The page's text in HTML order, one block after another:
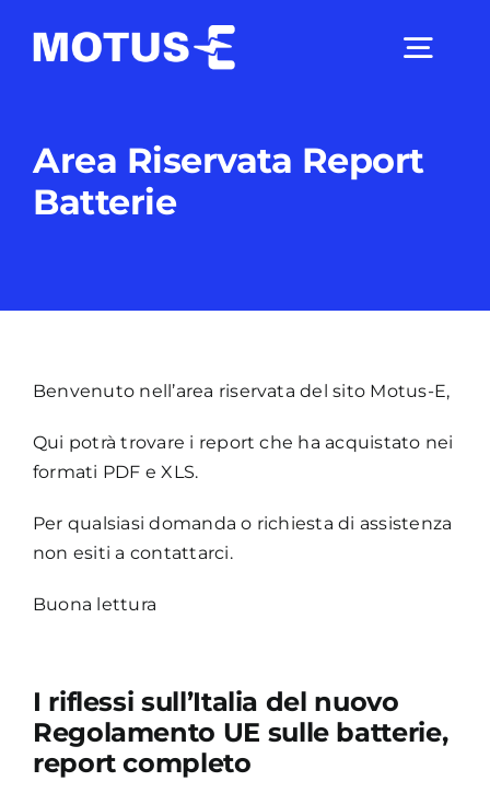
Chi Siamo
Analisi di mercato
Utilità
Comunicati Stampa
Academy
Area Riservata Report
Batterie
Benvenuto nell’area riservata del sito Motus-E,
Qui potrà trovare i report che ha acquistato nei
formati PDF e XLS.
Per qualsiasi domanda o richiesta di assistenza
non esiti a contattarci.
Buona lettura
I riflessi sull’Italia del nuovo
Regolamento UE sulle batterie,
report completo
Skip
PDF
content